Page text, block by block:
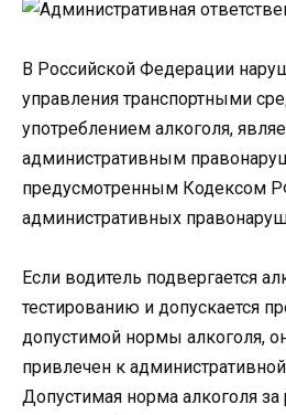
В Российской Федерации
управления транспортными
употреблением алкоголя,
административным
предусмотренным Кодексом
административных
Если водитель подвергается
тестированию и допускается
допустимой нормы алкоголя,
привлечен к
Допустимая норма алкоголя за